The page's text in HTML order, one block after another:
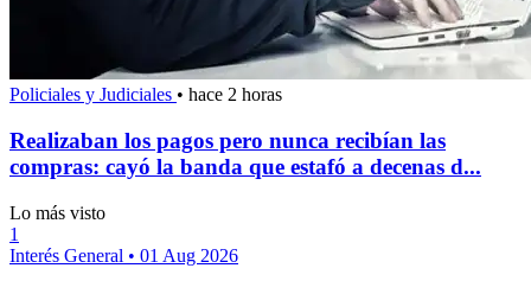
Policiales y Judiciales • hace 2 horas
Realizaban los pagos pero nunca recibían las
compras: cayó la banda que estafó a decenas d...
Lo más visto
1
Interés General • 01 Aug 2026